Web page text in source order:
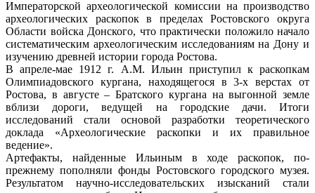
Императорской археологической комиссии на производство
археологических раскопок в пределах Ростовского округа
Области войска Донского, что практически положило начало
систематическим археологическим исследованиям на Дону и
изучению древней истории города Ростова.
В апреле-мае 1912 г. А.М. Ильин приступил к раскопкам
Олимпиадовского кургана, находящегося в 3-х верстах от
Ростова, в августе – Братского кургана на выгонной земле
вблизи дороги, ведущей на городские дачи. Итоги
исследований стали основой разработки теоретического
доклада «Археологические раскопки и их правильное
ведение».
Артефакты, найденные Ильиным в ходе раскопок, по-
прежнему пополняли фонды Ростовского городского музея.
Результатом научно-исследовательских изысканий стали